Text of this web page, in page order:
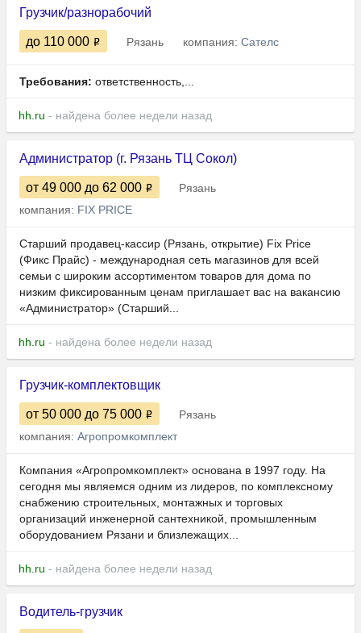
Грузчик/разнорабочий
до 110 000 Рязань компания: Сателс
Требования: ответственность,...
hh.ru - найдена более недели назад
Администратор (г. Рязань ТЦ Сокол)
от 49 000 до 62 000
Рязань
компания: FIX PRICE
Старший продавец-кассир (Рязань, открытие) Fix Price
(Фикс Прайс) - международная сеть магазинов для всей
семьи с широким ассортиментом товаров для дома по
низким фиксированным ценам приглашает вас на вакансию
«Администратор» (Старший...
hh.ru - найдена более недели назад
Грузчик-комплектовщик
от 50 000 до 75 000
Рязань
компания: Агропромкомплект
Компания «Агропромкомплект» основана в 1997 году. На
сегодня мы являемся одним из лидеров, по комплексному
снабжению строительных, монтажных и торговых
организаций инженерной сантехникой, промышленным
оборудованием Рязани и близлежащих...
hh.ru - найдена более недели назад
Водитель-грузчик